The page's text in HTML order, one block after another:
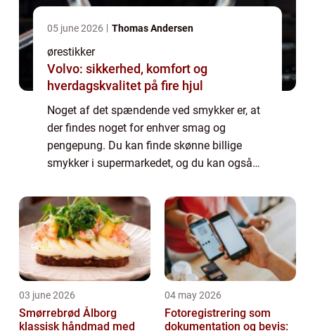
05 june 2026 Thomas Andersen
ørestikker
Volvo: sikkerhed, komfort og
hverdagskvalitet på fire hjul
Noget af det spændende ved smykker er, at
der findes noget for enhver smag og
pengepung. Du kan finde skønne billige
smykker i supermarkedet, og du kan også
finansere en mindre krig. Der findes derfor
også e...
03 june 2026
Smørrebrød Ålborg
klassisk håndmad med
04 may 2026
Fotoregistrering som
dokumentation og bevis: